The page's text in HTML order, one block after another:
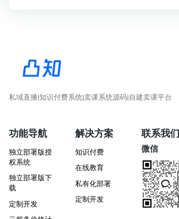
私域直播|知识付费系统|卖课系统源码|自建卖课平台
功能导航
独立部署版授
权系统
独立部署版下
载
定制开发
解决方案
知识付费
在线教育
私有化部署
定制开发
联系我们
微信